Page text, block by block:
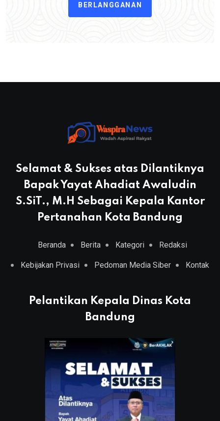
BERLANGGANAN
Selamat & Sukses atas Dilantiknya
Bapak Yayat Ahadiat Awaludin
S.SiT., M.H Sebagai Kepala Kantor
Pertanahan Kota Bandung
Beranda Berita Kategori Redaksi
Kebijakan Privasi Pedoman Media Siber Kontak
Pelantikan Kepala Dinas Kota
Bandung